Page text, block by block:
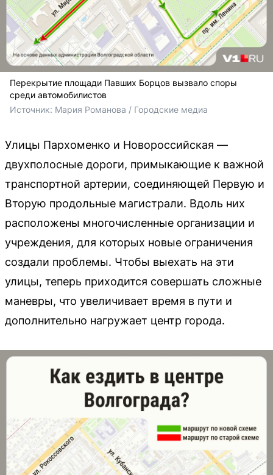
Перекрытие площади Павших Борцов вызвало споры
среди автомобилистов
Источник: Мария Романова / Городские медиа
Улицы Пархоменко и Новороссийская —
двухполосные дороги, примыкающие к важной
транспортной артерии, соединяющей Первую и
Вторую продольные магистрали. Вдоль них
расположены многочисленные организации и
учреждения, для которых новые ограничения
создали проблемы. Чтобы выехать на эти
улицы, теперь приходится совершать сложные
маневры, что увеличивает время в пути и
дополнительно нагружает центр города.